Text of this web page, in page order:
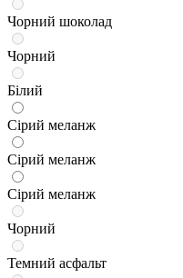
Чорний шоколад
Чорний
Білий
Сірий меланж
Сірий меланж
Сірий меланж
Чорний
Темний асфальт